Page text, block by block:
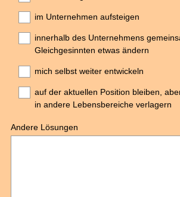
im Unternehmen aufsteigen
innerhalb des Unternehmens
Gleichgesinnten etwas ändern
mich selbst weiter entwickeln
auf der aktuellen Position bleiben,
in andere Lebensbereiche verlagern
Andere Lösungen